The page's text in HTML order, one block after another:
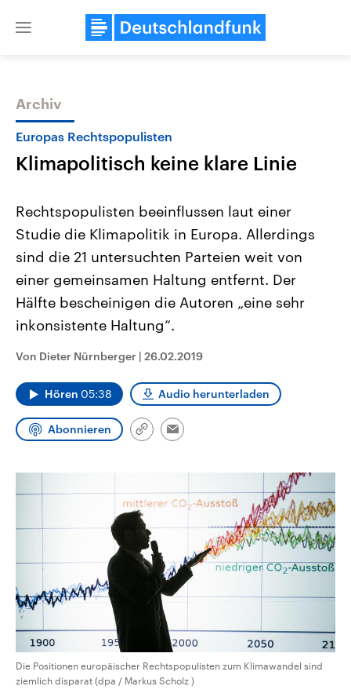
Close
Themen
Landtagswahl Sachsen-Anhalt
2026
Alle Informationen
Sachsen-Anhalt wählt am 6.
September 2026 einen neuen
Landtag. Seit 2021 wird das
Bundesland von einer Koalition aus
CDU, SPD und FDP regiert.-
Wahlprogramme, aktuelle Berichte
und Hintergründe zu den Parteien
Wahl.
USA
Aktuelle Beiträge,
Hintergründe
Wirtschaftlich und
Sendungen Programm Podcasts
Audio-Archiv
Archiv
Europas Rechtspopulisten
Klimapolitisch keine klare Linie
Rechtspopulisten beeinflussen laut einer
Studie die Klimapolitik in Europa. Allerdings
sind die 21 untersuchten Parteien weit von
einer gemeinsamen Haltung entfernt. Der
Hälfte bescheinigen die Autoren „eine sehr
inkonsistente Haltung“.
Von Dieter Nürnberger | 26.02.2019
Hören 05:38 Audio herunterladen
Abonnieren
Link
Email
Die Positionen europäischer Rechtspopulisten zum Klimawandel sind
ziemlich disparat (dpa / Markus Scholz )